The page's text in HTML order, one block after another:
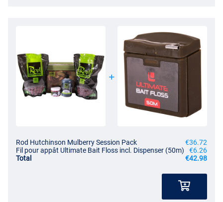
Rod Hutchinson Mulberry Session Pack
€36.72
Fil pour appât Ultimate Bait Floss incl. Dispenser (50m)
€6.26
Total
€42.98